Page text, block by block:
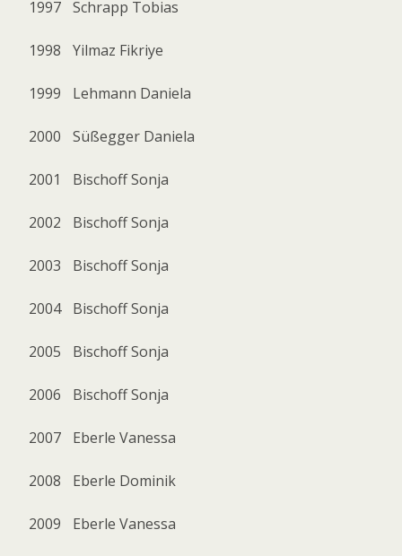
1997 Schrapp Tobias
1998 Yilmaz Fikriye
1999 Lehmann Daniela
2000 Süßegger Daniela
2001 Bischoff Sonja
2002 Bischoff Sonja
2003 Bischoff Sonja
2004 Bischoff Sonja
2005 Bischoff Sonja
2006 Bischoff Sonja
2007 Eberle Vanessa
2008 Eberle Dominik
2009 Eberle Vanessa